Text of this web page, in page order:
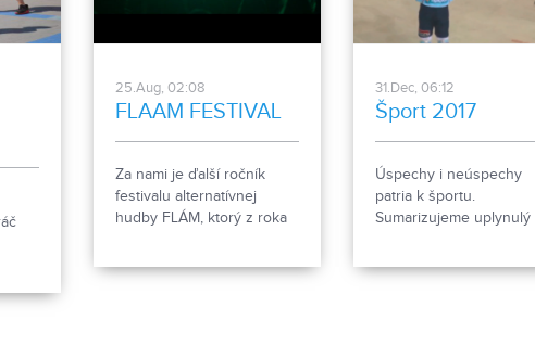
25.Aug, 02:08
FLAAM FESTIVAL
Za nami je ďalší ročník
festivalu alternatívnej
hudby FLÁM, ktorý z roka
31.Dec, 06:12
Šport 2017
Úspechy i neúspechy
patria k športu.
Sumarizujeme uplynulý